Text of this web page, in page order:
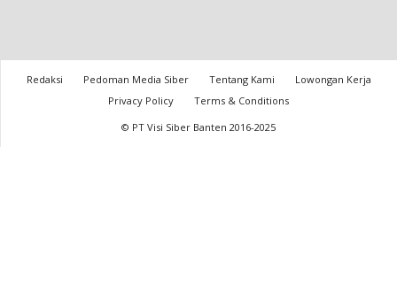
Redaksi Pedoman Media Siber Tentang Kami
Lowongan Kerja
Privacy Policy
Terms & Conditions
© PT Visi Siber Banten 2016-2025